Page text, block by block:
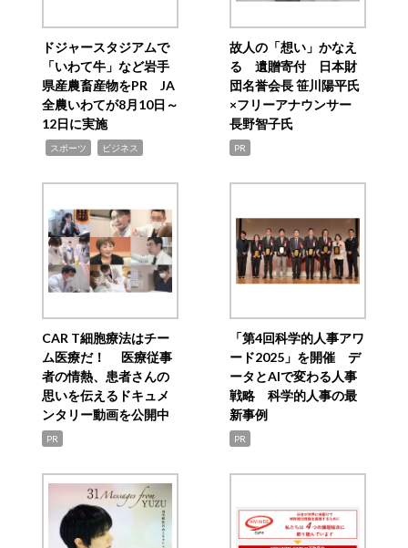
ドジャースタジアムで
「いわて牛」など岩手
県産農畜産物をPR JA
全農いわてが8月10日～
12日に実施
スポーツ ビジネス
故人の「想い」かなえ
る 遺贈寄付 日本財
団名誉会長 笹川陽平氏
×フリーアナウンサー
長野智子氏
PR
CAR T細胞療法はチー
ム医療だ！ 医療従事
者の情熱、患者さんの
思いを伝えるドキュメ
ンタリー動画を公開中
PR
「第4回科学的人事アワ
ード2025」を開催 デ
ータとAIで変わる人事
戦略 科学的人事の最
新事例
PR